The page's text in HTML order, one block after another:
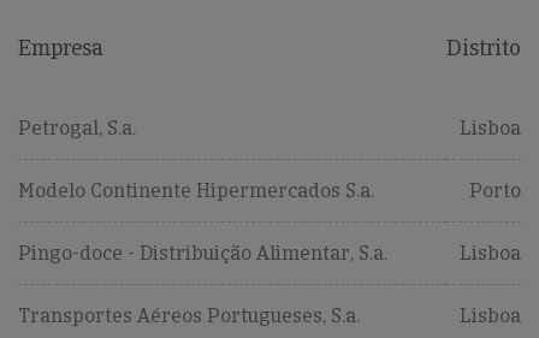
Empresa Distrito
Petrogal, S.a. Lisboa
Modelo Continente Hipermercados S.a. Porto
Pingo-doce - Distribuição Alimentar, S.a. Lisboa
Transportes Aéreos Portugueses, S.a. Lisboa